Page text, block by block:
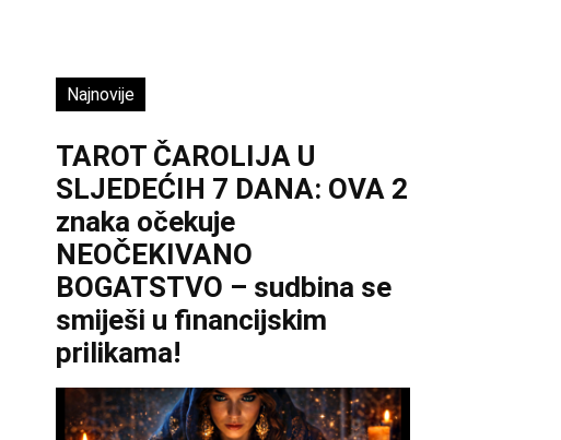
Najnovije
TAROT ČAROLIJA U
SLJEDEĆIH 7 DANA: OVA 2
znaka očekuje
NEOČEKIVANO
BOGATSTVO – sudbina se
smiješi u financijskim
prilikama!